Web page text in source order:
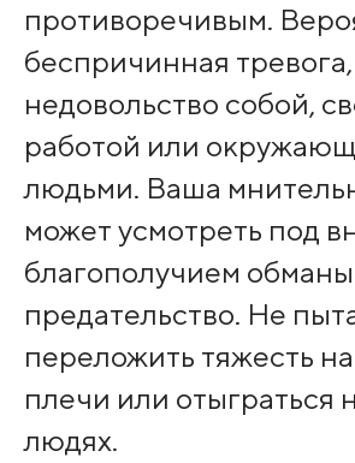
противоречивым.
беспричинная тревога,
недовольство собой,
работой или
людьми. Ваша
может усмотреть под
благополучием
предательство. Не
переложить тяжесть
плечи или отыграться
людях.